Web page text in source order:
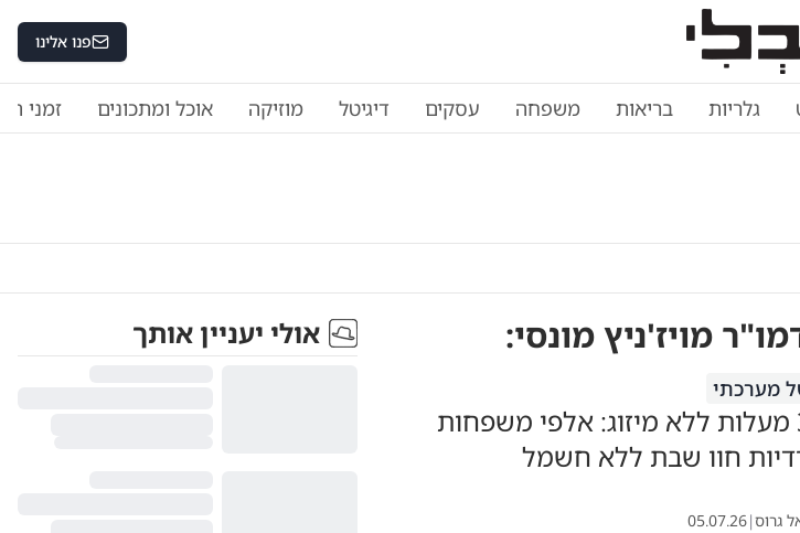
פנו אלינו
גלריות בריאות משפחה עסקים דיגיטל מוזיקה אוכל ומתכונים זמני
מויז'ניץ מונסי:
מערכתי
38 מעלות ללא מיזוג: אלפי משפחות
חוו שבת ללא חשמל
גרוס|
05.07.26
אולי יעניין אותך